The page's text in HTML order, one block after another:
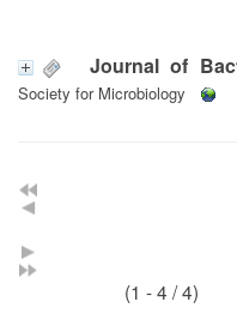
Journal of
Society for Microbiology
(1 - 4 / 4)